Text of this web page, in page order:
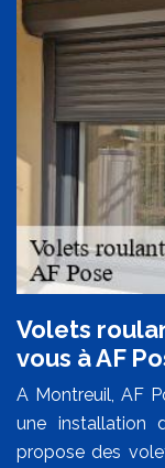
Volets
vous à AF
A Montreuil, AF
une installation
propose des